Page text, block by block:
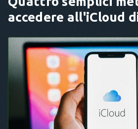
accedere all'iCloud